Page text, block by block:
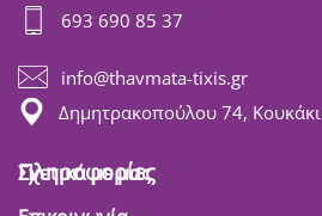
693 690 85 37
info@thavmata-tixis.gr
Δημητρακοπούλου 74, Κουκάκι
Πληροφορίες
Σχετικά με μας